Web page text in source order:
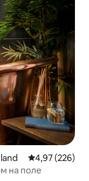
Середня
4,97 (226)
на поле